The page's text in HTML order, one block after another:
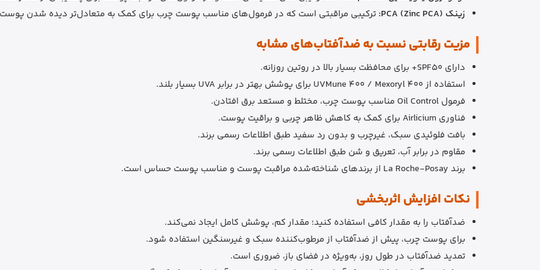
زینک PCA (Zinc PCA):
ترکیبی مراقبتی است که در فرمول‌های مناسب پوست چرب برای کمک به متعادل‌تر دیده شدن
مزیت رقابتی نسبت به ضدآفتاب‌های مشابه
دارای SPF50+ برای محافظت بسیار بالا در روتین روزانه.
استفاده از UVMune 400 / Mexoryl 400 برای پوشش بهتر در برابر UVA بسیار بلند.
فرمول Oil Control مناسب پوست چرب، مختلط و مستعد برق افتادن.
فناوری Airlicium برای کمک به کاهش ظاهر چربی و براقیت پوست.
بافت فلوئیدی سبک، غیرچرب و بدون رد سفید طبق اطلاعات رسمی برند.
مقاوم در برابر آب، تعریق و شن طبق اطلاعات رسمی برند.
برند La Roche-Posay از برندهای شناخته‌شده مراقبت پوست و مناسب پوست حساس است.
نکات افزایش اثربخشی
ضدآفتاب را به مقدار کافی استفاده کنید؛ مقدار کم، پوشش کامل ایجاد نمی‌کند.
برای پوست چرب، پیش از ضدآفتاب از مرطوب‌کننده سبک و غیرسنگین استفاده شود.
تمدید ضدآفتاب در طول روز، به‌ویژه در فضای باز، ضروری است.